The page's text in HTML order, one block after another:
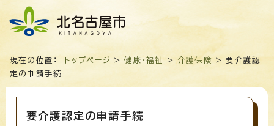
現在の位置： トップページ >健康・福祉 > 介護保険 > 要介護認
定の申請手続
要介護認定の申請手続